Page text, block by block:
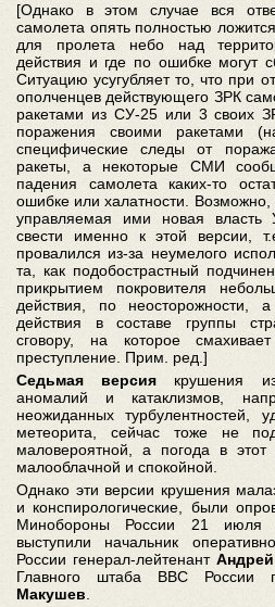
[Однако в этом случае вся
самолета опять полностью
для пролета небо над
действия и где по ошибке могут
Ситуацию усугубляет то, что при
ополченцев действующего ЗРК
ракетами из СУ-25 или 3 своих
поражения своими ракетами
специфические следы от
ракеты, а некоторые СМИ
падения самолета каких-то
ошибке или халатности.
управляемая ими новая власть
свести именно к этой версии,
провалился из-за неумелого
та, как подобострастный
прикрытием покровителя
действия, по
действия в составе группы
сговору, на которое
преступление. Прим. ред.]
Седьмая версия крушения
аномалий и катаклизмов,
неожиданных турбулентностей,
метеорита, сейчас тоже не
маловероятной, а погода в
малооблачной и спокойной.
Однако эти версии крушения
и конспирологические, были
Минобороны России 21 июля
выступили начальник
России генерал-лейтенант
Главного штаба ВВС России
Макушев